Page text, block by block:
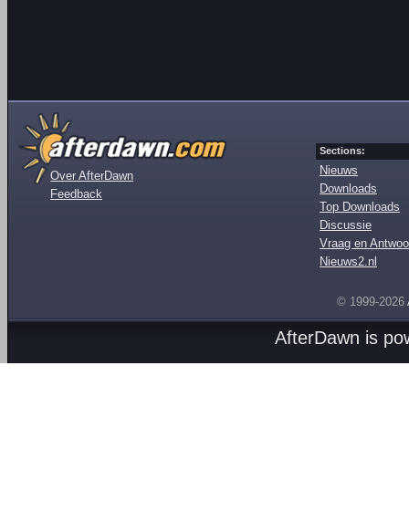
Over AfterDawn
Feedback
Sections:
Nieuws
Downloads
Top Downloads
Discussie
Vraag en
Nieuws2.nl
© 1999-2026
AfterDawn is